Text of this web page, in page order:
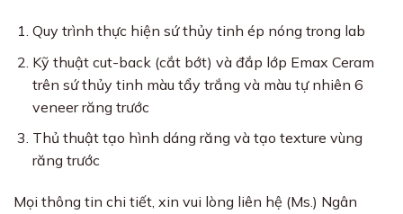
Quy trình thực hiện sứ thủy tinh ép nóng trong lab
Kỹ thuật cut-back (cắt bớt) và đắp lớp Emax Ceram
trên sứ thủy tinh màu tẩy trắng và màu tự nhiên 6
veneer răng trước
Thủ thuật tạo hình dáng răng và tạo texture vùng
răng trước
Mọi thông tin chi tiết, xin vui lòng liên hệ (Ms.) Ngân